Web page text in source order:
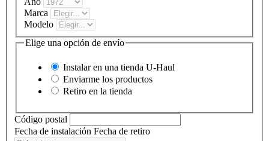
Marca
Modelo
Elige una opción de envío
Instalar en una tienda U-Haul
Enviarme los productos
Retiro en la tienda
Código postal
Fecha de instalación Fecha de retiro